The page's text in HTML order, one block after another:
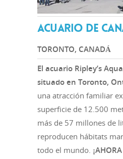
ACUARIO DE
TORONTO, CANADÁ
El acuario Ripley’s
situado en Toronto,
una atracción familiar
superficie de 12.500
más de 57 millones de
reproducen hábitats
todo el mundo.